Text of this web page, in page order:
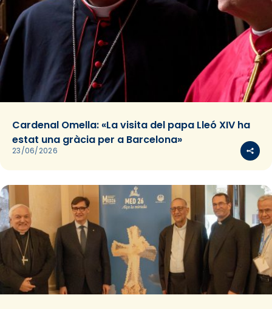
Cardenal Omella: «La visita del papa Lleó XIV ha
estat una gràcia per a Barcelona»
23/06/2026